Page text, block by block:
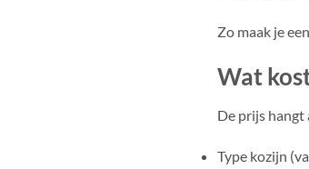
Zo maak je
Wat
De prijs hangt
Type kozijn